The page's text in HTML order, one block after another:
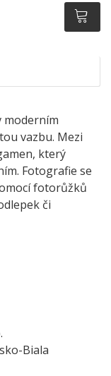
moderním
vazbu. Mezi
který
Fotografie se
fotorůžků
či
Biala